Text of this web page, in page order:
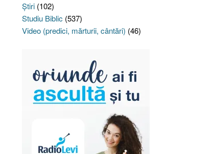
Ştiri(102)
Studiu Biblic (537)
Video (predici, mărturii, cântări) (46)